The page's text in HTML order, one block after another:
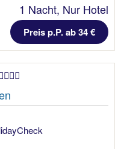
1 Nacht, Nur Hotel
Preis p.P. ab 34 €